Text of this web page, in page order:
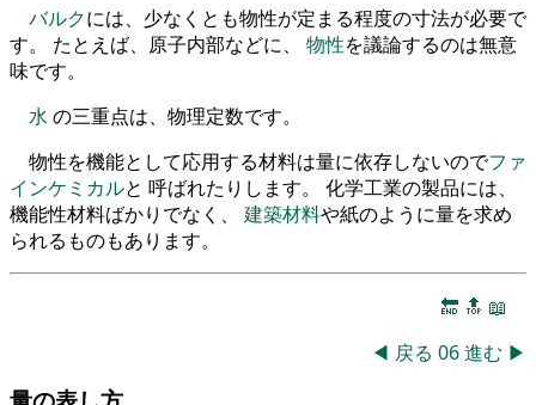
バルクには、少なくとも物性が定まる程度の寸法が必要で
す。 たとえば、原子内部などに、 物性を議論するのは無意
味です。
水 の三重点は、物理定数です。
物性を機能として応用する材料は量に依存しないのでファ
インケミカルと 呼ばれたりします。 化学工業の製品には、
機能性材料ばかりでなく、 建築材料や紙のように量を求め
られるものもあります。
🔚 🔝 📖
◀ 戻る 06進む ▶